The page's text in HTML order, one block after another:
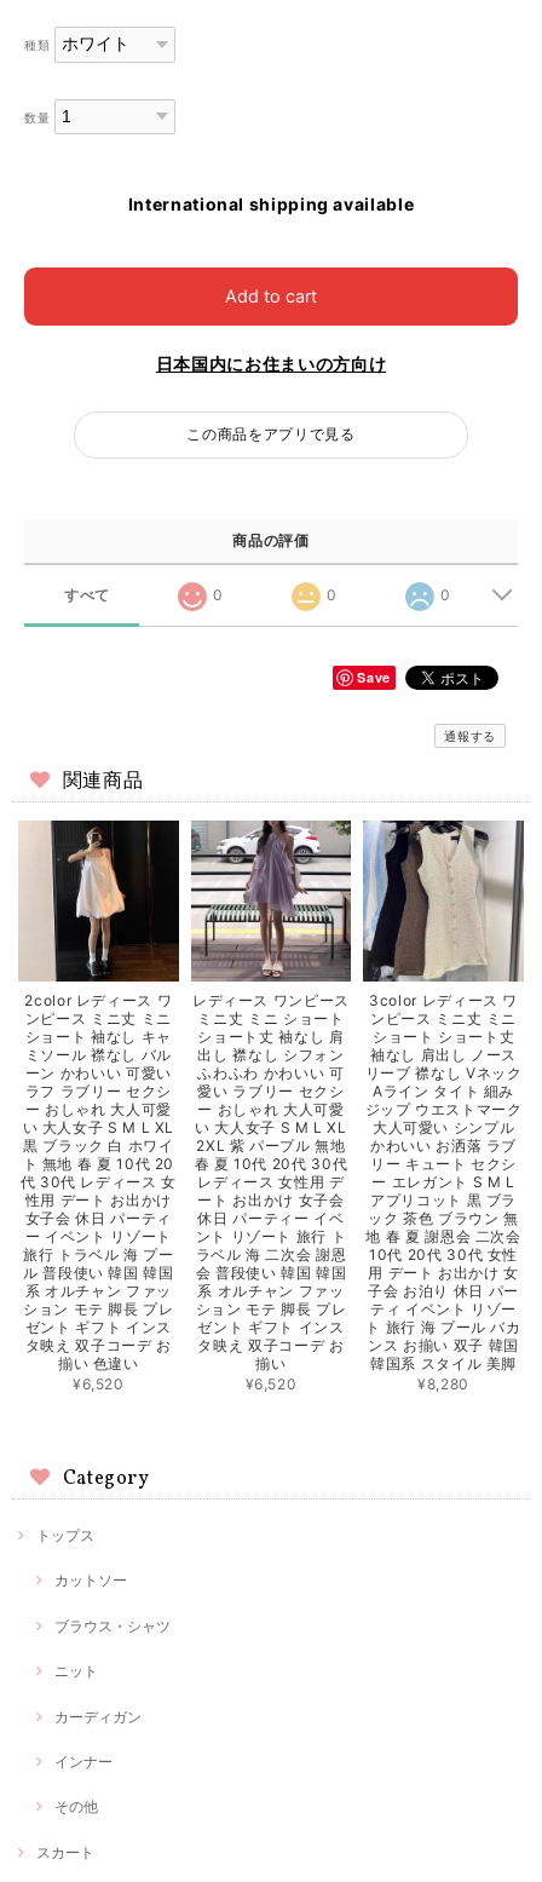
種類
数量
International shipping available
Add to cart
日本国内にお住まいの方向け
この商品をアプリで見る
商品の評価
すべて 0 0 0
Save
通報する
関連商品
2color レディース ワ
ンピース ミニ丈 ミニ
ショート 袖なし キャ
ミソール 襟なし バル
ーン かわいい 可愛い
ラフ ラブリー セクシ
ー おしゃれ 大人可愛
い 大人女子 S M L XL
黒 ブラック 白 ホワイ
ト 無地 春 夏 10代 20
代 30代 レディース 女
性用 デート お出かけ
女子会 休日 パーティ
ー イベント リゾート
旅行 トラベル 海 プー
ル 普段使い 韓国 韓国
系 オルチャン ファッ
ション モテ 脚長 プレ
ゼント ギフト インス
タ映え 双子コーデ お
揃い 色違い
¥6,520
レディース ワンピース
ミニ丈 ミニ ショート
ショート丈 袖なし 肩
出し 襟なし シフォン
ふわふわ かわいい 可
愛い ラブリー セクシ
ー おしゃれ 大人可愛
い 大人女子 S M L XL
2XL 紫 パープル 無地
春 夏 10代 20代 30代
レディース 女性用 デ
ート お出かけ 女子会
休日 パーティー イベ
ント リゾート 旅行 ト
ラベル 海 二次会 謝恩
会 普段使い 韓国 韓国
系 オルチャン ファッ
ション モテ 脚長 プレ
ゼント ギフト インス
タ映え 双子コーデ お
揃い
¥6,520
3color レディース ワ
ンピース ミニ丈 ミニ
ショート ショート丈
袖なし 肩出し ノース
リーブ 襟なし Vネック
Aライン タイト 細み
ジップ ウエストマーク
大人可愛い シンプル
かわいい お洒落 ラブ
リー キュート セクシ
ー エレガント S M L
アプリコット 黒 ブラ
ック 茶色 ブラウン 無
地 春 夏 謝恩会 二次会
10代 20代 30代 女性
用 デート お出かけ 女
子会 お泊り 休日 パー
ティ イベント リゾー
ト 旅行 海 プール バカ
ンス お揃い 双子 韓国
韓国系 スタイル 美脚
¥8,280
Category
トップス
カットソー
ブラウス・シャツ
ニット
カーディガン
インナー
その他
スカート